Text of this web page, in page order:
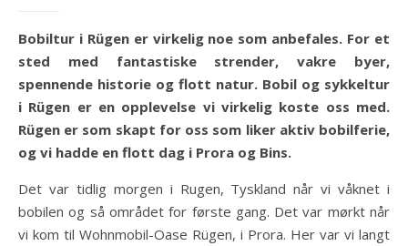
Bobiltur i Rügen er virkelig noe som anbefales. For et
sted med fantastiske strender, vakre byer,
spennende historie og flott natur. Bobil og sykkeltur
i Rügen er en opplevelse vi virkelig koste oss med.
Rügen er som skapt for oss som liker aktiv bobilferie,
og vi hadde en flott dag i Prora og Bins.
Det var tidlig morgen i Rugen, Tyskland når vi våknet i
bobilen og så området for første gang. Det var mørkt når
vi kom til Wohnmobil-Oase Rügen, i Prora. Her var vi langt